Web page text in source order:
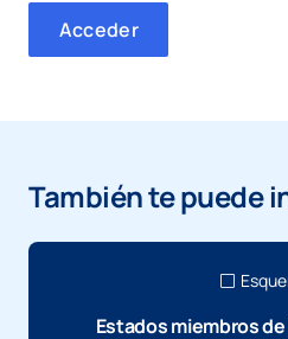
Acceder
También te puede
Estados miembros